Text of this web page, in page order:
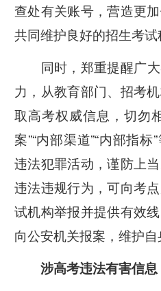
查处有关账号，营造更
共同维护良好的招生考试
同时，郑重提醒广
力，从教育部门、招考
取高考权威信息，切勿
案”“内部渠道”“内部指
违法犯罪活动，谨防上
违法违规行为，可向考
试机构举报并提供有效
向公安机关报案，维护自
涉高考违法有害信息